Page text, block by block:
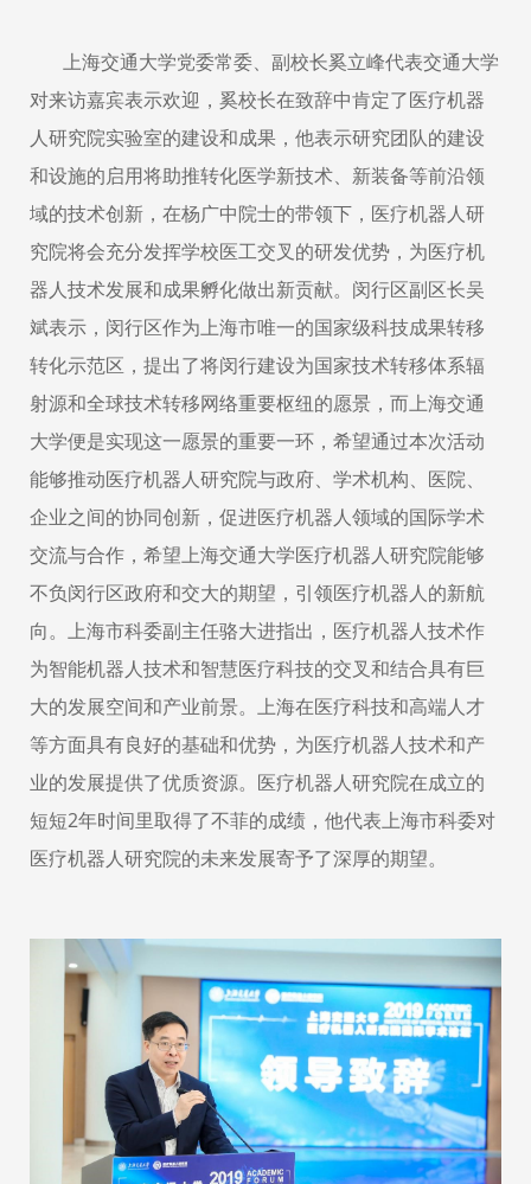
上海交通大学党委常委、副校长奚立峰代表交通大学
对来访嘉宾表示欢迎，奚校长在致辞中肯定了医疗机器
人研究院实验室的建设和成果，他表示研究团队的建设
和设施的启用将助推转化医学新技术、新装备等前沿领
域的技术创新，在杨广中院士的带领下，医疗机器人研
究院将会充分发挥学校医工交叉的研发优势，为医疗机
器人技术发展和成果孵化做出新贡献。闵行区副区长吴
斌表示，闵行区作为上海市唯一的国家级科技成果转移
转化示范区，提出了将闵行建设为国家技术转移体系辐
射源和全球技术转移网络重要枢纽的愿景，而上海交通
大学便是实现这一愿景的重要一环，希望通过本次活动
能够推动医疗机器人研究院与政府、学术机构、医院、
企业之间的协同创新，促进医疗机器人领域的国际学术
交流与合作，希望上海交通大学医疗机器人研究院能够
不负闵行区政府和交大的期望，引领医疗机器人的新航
向。上海市科委副主任骆大进指出，医疗机器人技术作
为智能机器人技术和智慧医疗科技的交叉和结合具有巨
大的发展空间和产业前景。上海在医疗科技和高端人才
等方面具有良好的基础和优势，为医疗机器人技术和产
业的发展提供了优质资源。医疗机器人研究院在成立的
短短2年时间里取得了不菲的成绩，他代表上海市科委对
医疗机器人研究院的未来发展寄予了深厚的期望。